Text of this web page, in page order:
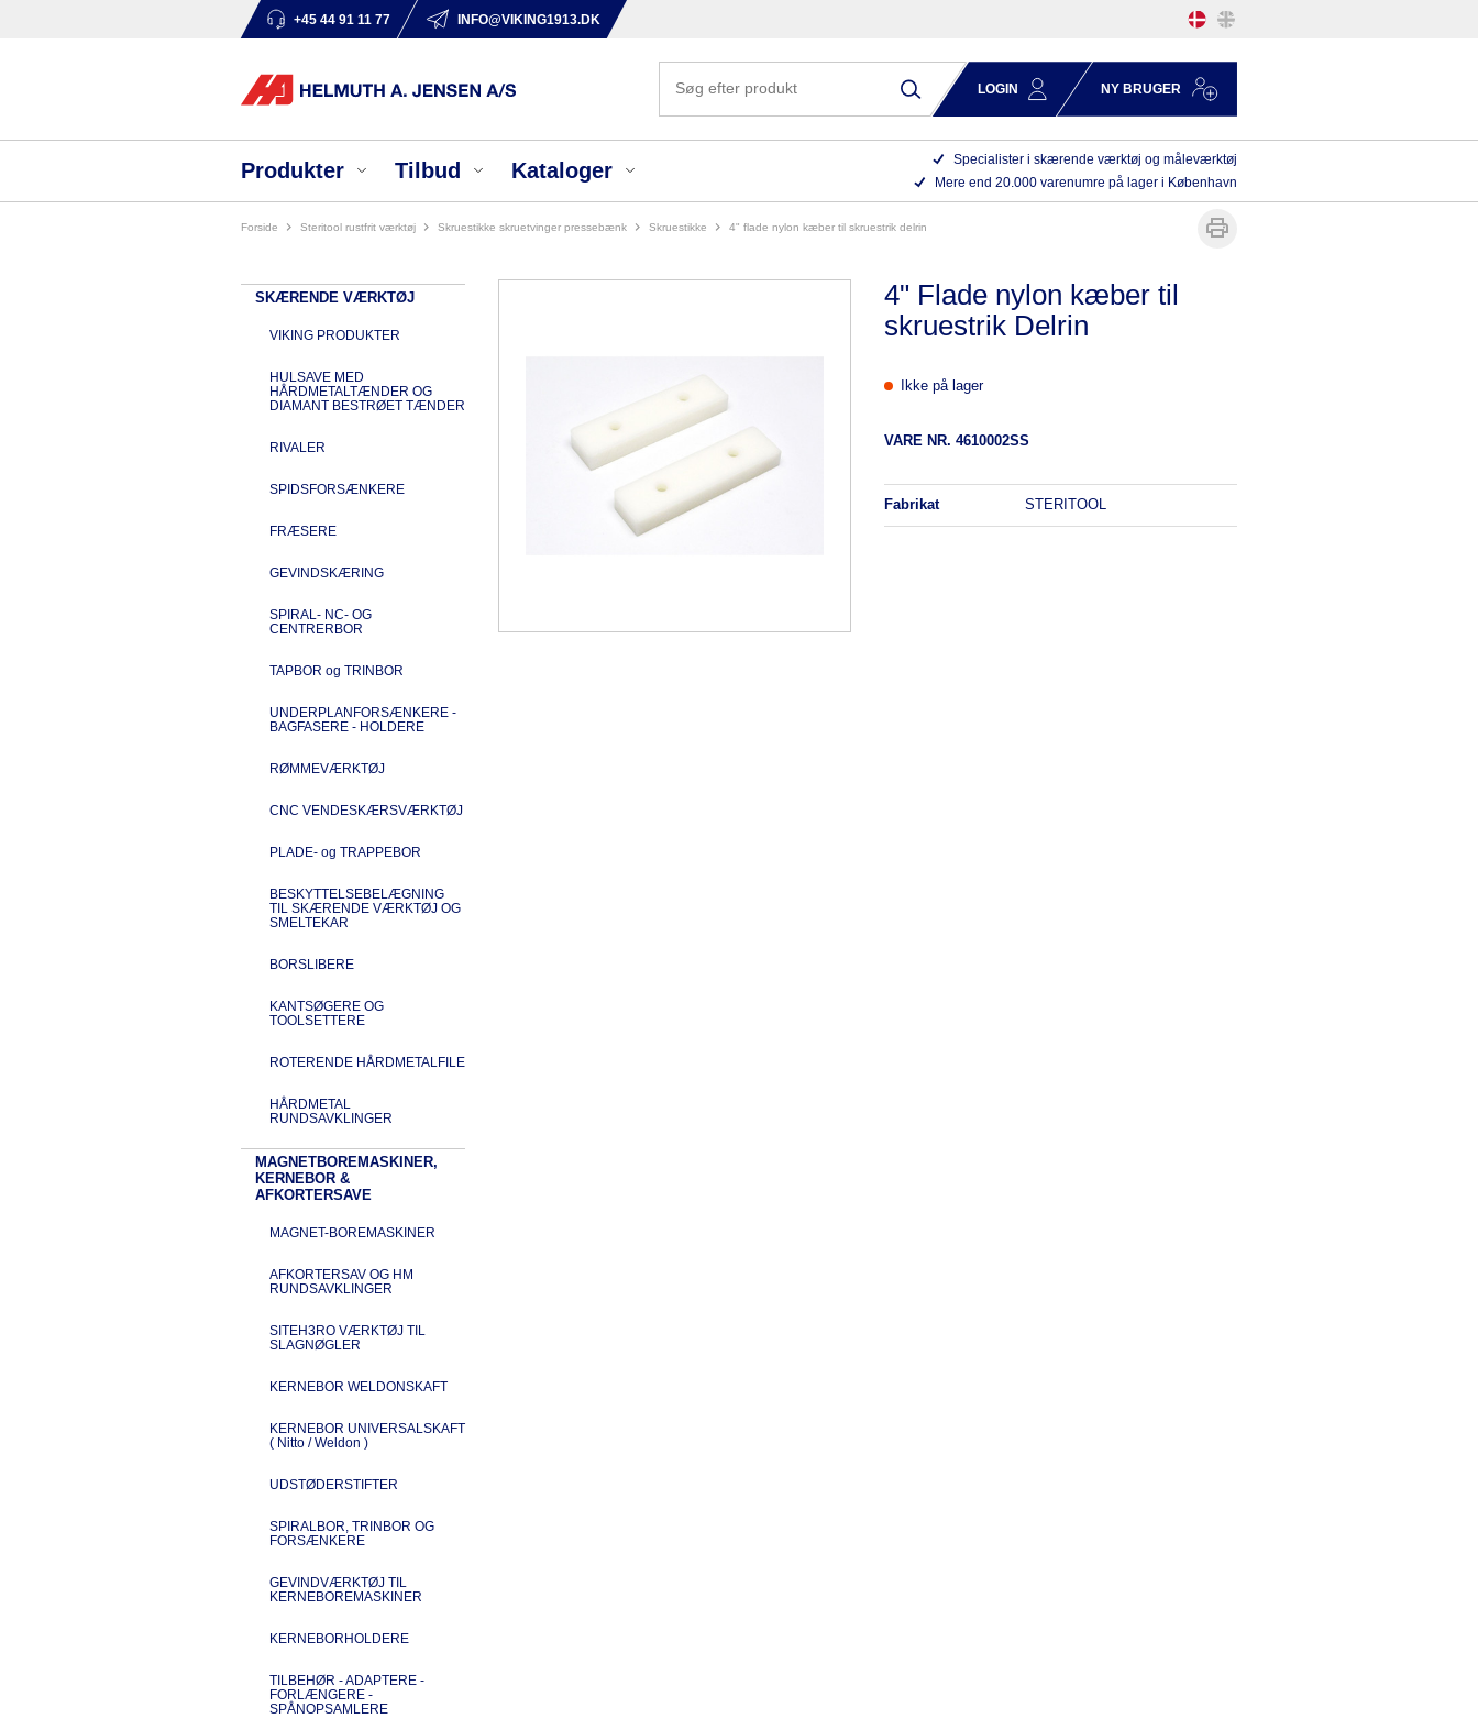
+45 44 91 11 77 INFO@VIKING1913.DK
LOGIN NY BRUGER
Produkter Tilbud Kataloger
Specialister i skærende værktøj og måleværktøj
Mere end 20.000 varenumre på lager i København
Forside steritool rustfrit værktøj skruestikke skruetvinger pressebænk skruestikke 4" flade nylon kæber til skruestrik delrin
SKÆRENDE VÆRKTØJ
VIKING PRODUKTER
HULSAVE MED
HÅRDMETALTÆNDER OG
DIAMANT BESTRØET TÆNDER
RIVALER
SPIDSFORSÆNKERE
FRÆSERE
GEVINDSKÆRING
SPIRAL- NC- OG
CENTRERBOR
TAPBOR og TRINBOR
UNDERPLANFORSÆNKERE -
BAGFASERE - HOLDERE
RØMMEVÆRKTØJ
CNC VENDESKÆRSVÆRKTØJ
PLADE- og TRAPPEBOR
BESKYTTELSEBELÆGNING
TIL SKÆRENDE VÆRKTØJ OG
SMELTEKAR
BORSLIBERE
KANTSØGERE OG
TOOLSETTERE
ROTERENDE HÅRDMETALFILE
HÅRDMETAL
RUNDSAVKLINGER
MAGNETBOREMASKINER,
KERNEBOR &
AFKORTERSAVE
MAGNET-BOREMASKINER
AFKORTERSAV OG HM
RUNDSAVKLINGER
SITEH3RO VÆRKTØJ TIL
SLAGNØGLER
KERNEBOR WELDONSKAFT
KERNEBOR UNIVERSALSKAFT
( Nitto / Weldon )
UDSTØDERSTIFTER
SPIRALBOR, TRINBOR OG
FORSÆNKERE
GEVINDVÆRKTØJ TIL
KERNEBOREMASKINER
KERNEBORHOLDERE
TILBEHØR - ADAPTERE -
FORLÆNGERE -
SPÅNOPSAMLERE
4" Flade nylon kæber til
skruestrik Delrin
Ikke på lager
VARE NR. 4610002SS
fabrikat STERITOOL